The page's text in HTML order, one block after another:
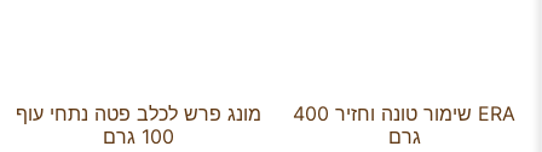
ERA שימור טונה וחזיר 400
גרם
מונג פרש לכלב פטה נתחי עוף
100 גרם